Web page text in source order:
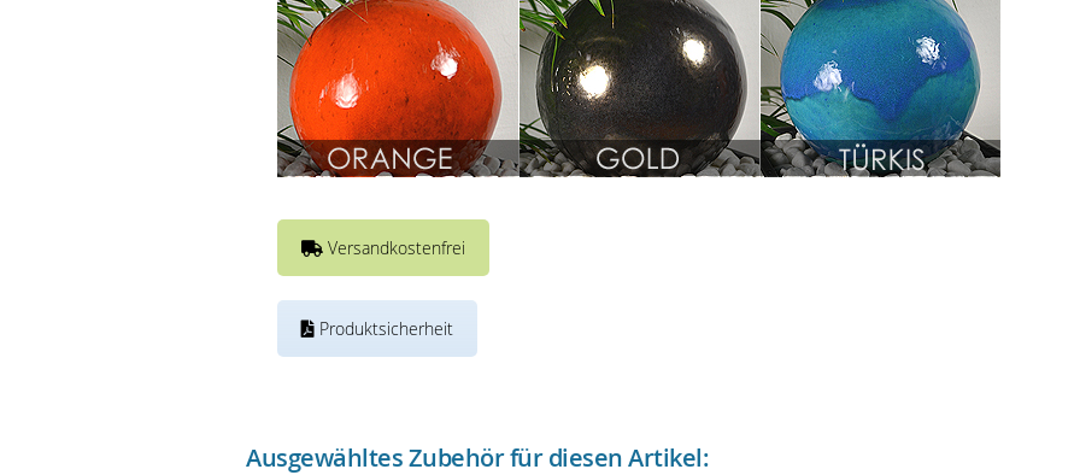
Versandkostenfrei
Produktsicherheit
Ausgewähltes Zubehör für diesen Artikel: